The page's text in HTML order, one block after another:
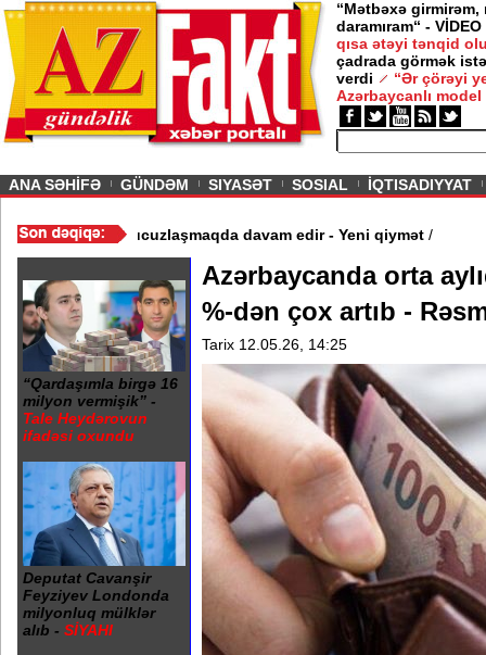
“Mətbəxə girmirəm,
daramıram“ - VİDEO
qısa ətəyi tənqid
çadrada görmək
verdi
“Ər çörəyi
Azərbaycanlı model
ANA SƏHİFƏ GÜNDƏM SIYASƏT SOSIAL İQTISADIYYAT
/ Azərbaycan nefti ucuzlaşmaqda davam edir - Yeni qiymət
“Qardaşımla birgə 16
milyon vermişik” -
Tale Heydərovun
ifadəsi oxundu
Deputat Cavanşir
Feyziyev Londonda
milyonluq mülklər
alıb - SİYAHI
Azərbaycanda orta
%-dən çox artıb -
Tarix 12.05.26, 14:25